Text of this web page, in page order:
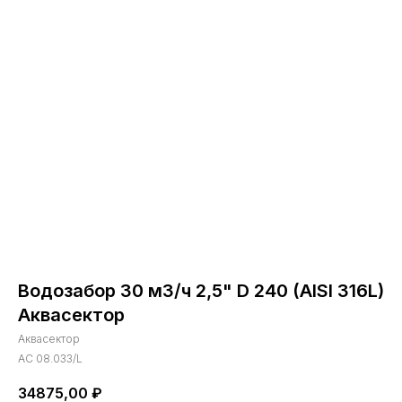
Водозабор 30 м3/ч 2,5" D 240 (AISI 316L)
Аквасектор
Аквасектор
АС 08.033/L
34875,00 ₽